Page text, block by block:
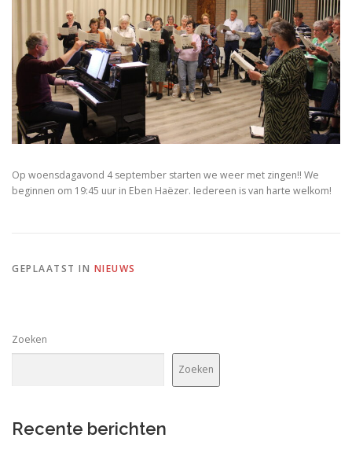
Op woensdagavond 4 september starten we weer met zingen!! We
beginnen om 19:45 uur in Eben Haëzer. Iedereen is van harte welkom!
GEPLAATST IN NIEUWS
Zoeken
Zoeken
Recente berichten